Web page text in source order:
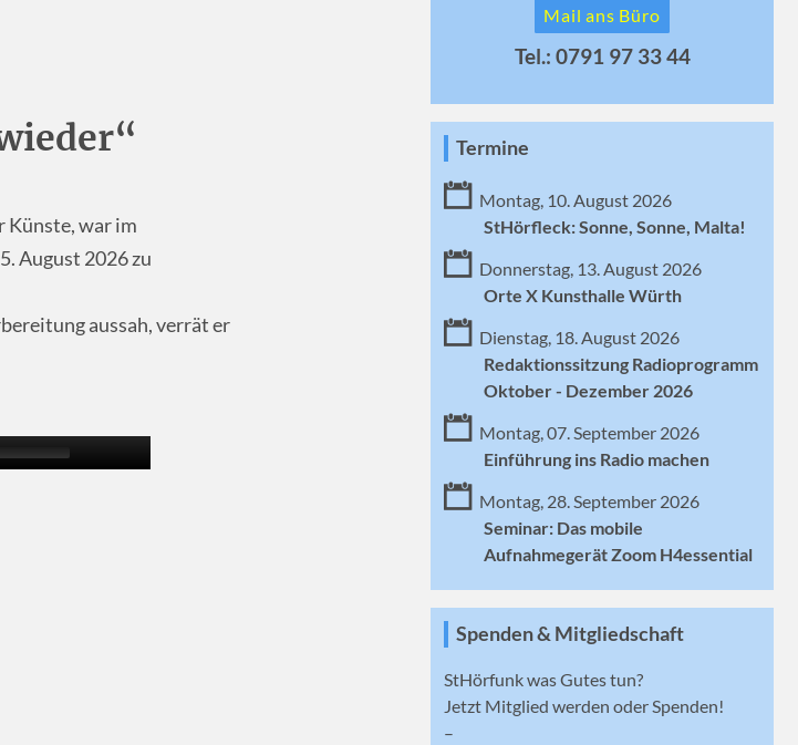
Künste, war im
August 2026 zu
aussah, verrät er
Mail ans Büro
Tel.: 0791 97 33 44
Termine
Montag, 10. August 2026
StHörfleck: Sonne, Sonne, Malta!
Donnerstag, 13. August 2026
Orte X Kunsthalle Würth
Dienstag, 18. August 2026
Redaktionssitzung Radioprogramm
Oktober - Dezember 2026
Montag, 07. September 2026
Einführung ins Radio machen
Montag, 28. September 2026
Seminar: Das mobile
Aufnahmegerät Zoom H4essential
Spenden & Mitgliedschaft
StHörfunk was Gutes tun?
Jetzt Mitglied werden oder Spenden!
–